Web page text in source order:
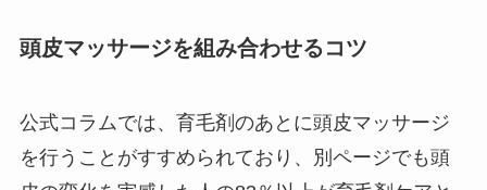
頭皮マッサージを組み合わせるコツ
公式コラムでは、育毛剤のあとに頭皮マッサージ
を行うことがすすめられており、別ページでも頭